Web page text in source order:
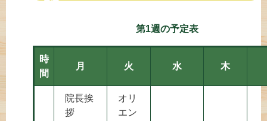
第1週の予定表
時
間
月 火 水 木
院長挨
拶
オリ
エン